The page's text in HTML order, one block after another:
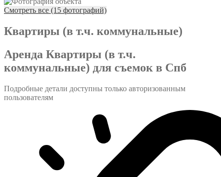
Смотреть все (15 фотографий)
Квартиры (в т.ч. коммунальные)
Аренда Квартиры (в т.ч.
коммунальные) для съемок в Спб
Подробные детали доступны только авторизованным
пользователям